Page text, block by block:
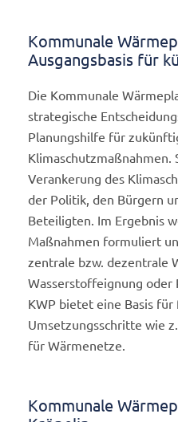
Kommunale
Ausgangsbasis für
Die Kommunale
strategische
Planungshilfe für
Klimaschutzmaßnahmen.
Verankerung des
der Politik, den Bürgern
Beteiligten. Im Ergebnis
Maßnahmen formuliert
zentrale bzw. dezentrale
Wasserstoffeignung
KWP bietet eine Basis für
Umsetzungsschritte wie
für Wärmenetze.
Kommunale